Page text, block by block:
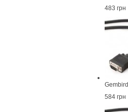
483 грн
584 грн